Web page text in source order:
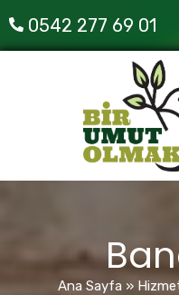
0542 277 69 01
Ana Sayfa »